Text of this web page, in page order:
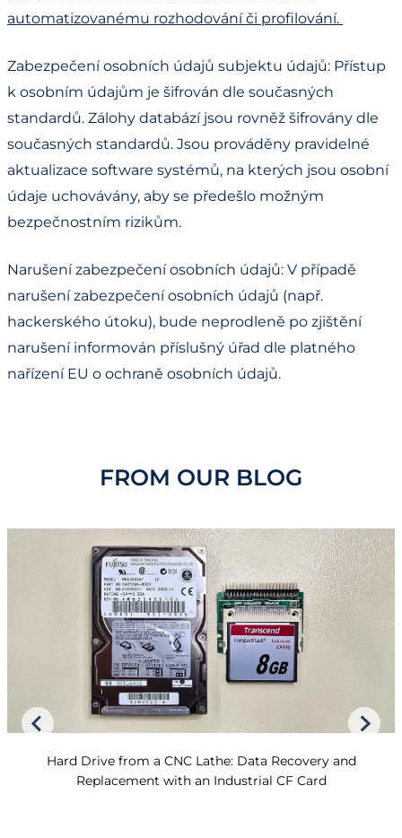
automatizovanému rozhodování či profilování.
Zabezpečení osobních údajů subjektu údajů: Přístup
k osobním údajům je šifrován dle současných
standardů. Zálohy databází jsou rovněž šifrovány dle
současných standardů. Jsou prováděny pravidelné
aktualizace software systémů, na kterých jsou osobní
údaje uchovávány, aby se předešlo možným
bezpečnostním rizikům.
Narušení zabezpečení osobních údajů: V případě
narušení zabezpečení osobních údajů (např.
hackerského útoku), bude neprodleně po zjištění
narušení informován příslušný úřad dle platného
nařízení EU o ochraně osobních údajů.
FROM OUR BLOG
Hard Drive from a CNC Lathe: Data Recovery and
Replacement with an Industrial CF Card